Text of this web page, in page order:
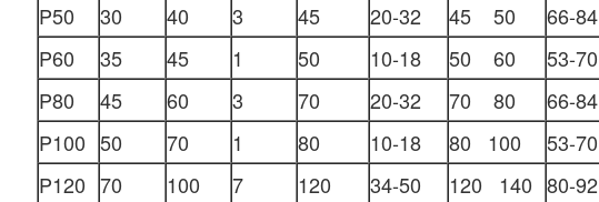
P50
30 40 3 45 20-32 45 50 66-84
P60
35 45 1 50 10-18 50 60 53-70
P80
45 60 3 70 20-32 70 80 66-84
P100 50 70 1 80 10-18 80 100 53-70
P120 70 100 7 120 34-50 120 140 80-92